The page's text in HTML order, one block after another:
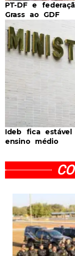
PT-DF e
Grass ao GDF
Ideb fica
ensino médio